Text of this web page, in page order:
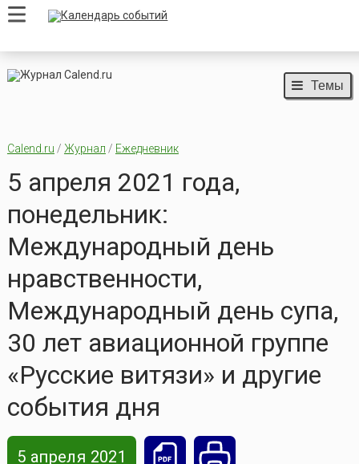
Темы
Calend.ru / Журнал / Ежедневник
5 апреля 2021 года,
понедельник:
Международный день
нравственности,
Международный день супа,
30 лет авиационной группе
«Русские витязи» и другие
события дня
5 апреля 2021